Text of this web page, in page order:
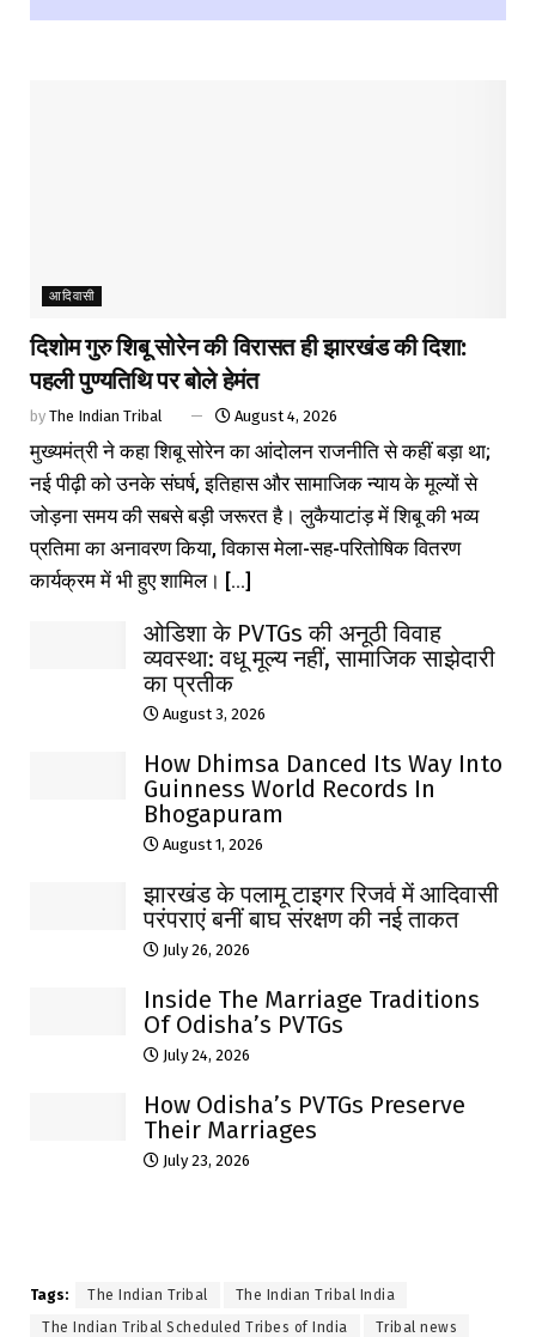
आदिवासी
दिशोम गुरु शिबू सोरेन की विरासत ही झारखंड की दिशा:
पहली पुण्यतिथि पर बोले हेमंत
by The Indian Tribal August 4, 2026
मुख्यमंत्री ने कहा शिबू सोरेन का आंदोलन राजनीति से कहीं बड़ा था;
नई पीढ़ी को उनके संघर्ष, इतिहास और सामाजिक न्याय के मूल्यों से
जोड़ना समय की सबसे बड़ी जरूरत है। लुकैयाटांड़ में शिबू की भव्य
प्रतिमा का अनावरण किया, विकास मेला-सह-परितोषिक वितरण
कार्यक्रम में भी हुए शामिल। [...]
ओडिशा के PVTGs की अनूठी विवाह
व्यवस्था: वधू मूल्य नहीं, सामाजिक साझेदारी
का प्रतीक
August 3, 2026
How Dhimsa Danced Its Way Into
Guinness World Records In
Bhogapuram
August 1, 2026
झारखंड के पलामू टाइगर रिजर्व में आदिवासी
परंपराएं बनीं बाघ संरक्षण की नई ताकत
July 26, 2026
Inside The Marriage Traditions
Of Odisha’s PVTGs
July 24, 2026
How Odisha’s PVTGs Preserve
Their Marriages
July 23, 2026
Tags: The Indian Tribal
The Indian Tribal India
The Indian Tribal Scheduled Tribes of India
Tribal news